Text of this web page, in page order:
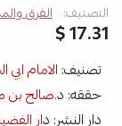
التصنيف: الفرق
17.31 $
تصنيف: الامام
حققه: د.صالح بن
دار النشر: دار